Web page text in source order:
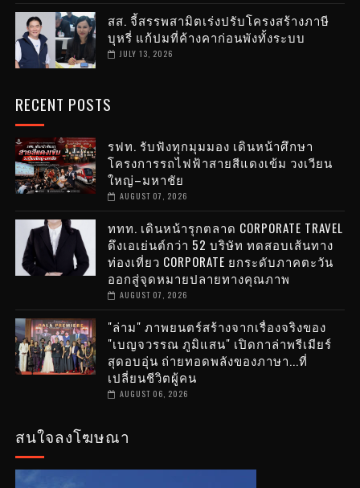
สส. จี้สรรพสามิตเร่งปรับโครงสร้างภาษี
บุหรี่ แก้ปมที่ค้างคาก่อนพังทั้งระบบ
JULY 13, 2026
RECENT POSTS
รฟท. รับฟังทุกมุมมอง เดินหน้าศึกษา
โครงการรถไฟฟ้าสายสีแดงเข้ม วงเวียน
ใหญ่–มหาชัย
AUGUST 07, 2026
ททท. เดินหน้ารุกตลาด CORPORATE TRAVEL
ดึงเอเย่นต์กว่า 52 บริษัท ทดสอบเส้นทาง
ท่องเที่ยว CORPORATE ยกระดับภาคตะวัน
ออกสู่จุดหมายปลายทางคุณภาพ
AUGUST 07, 2026
"ล่าม" ภาพยนตร์สร้างจากเรื่องจริงของ
"เบญจวรรณ ภูมิแสน" เปิดกาล่าพรีเมียร์
สุดอบอุ่น ถ่ายทอดพลังของภาษา...ที่
เปลี่ยนชีวิตผู้คน
AUGUST 06, 2026
สนใจลงโฆษณา